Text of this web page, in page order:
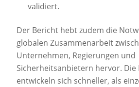
validiert.
Der Bericht hebt zudem die
globalen Zusammenarbeit
Unternehmen, Regierungen und
Sicherheitsanbietern hervor. Die
entwickeln sich schneller, als